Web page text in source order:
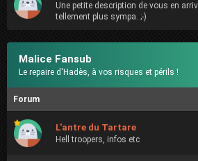
Une petite description de vous en
tellement plus sympa. ;-)
Malice Fansub
Le repaire d'Hadès, à vos risques et périls !
Forum
L'antre du Tartare
Hell troopers, infos etc